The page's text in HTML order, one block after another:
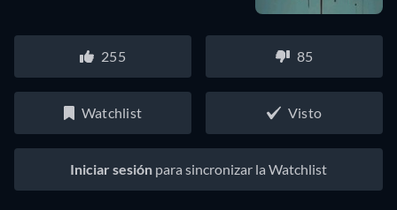
255 85
Watchlist Visto
Iniciar sesión para sincronizar la Watchlist